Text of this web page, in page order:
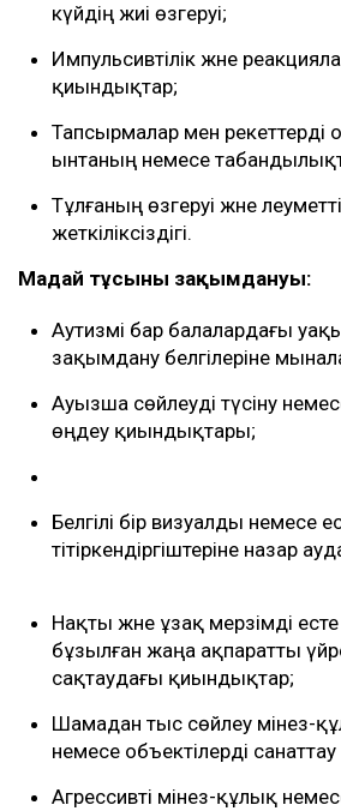
күйдің жиі өзгеруі;
Импульсивтілік және
қиындықтар;
Тапсырмалар мен әрекеттерді
ынтаның немесе
Тұлғаның өзгеруі және
жеткіліксіздігі.
Маңдай тұсының зақымдануы:
Аутизмі бар балалардағы
зақымдану белгілеріне
Ауызша сөйлеуді түсіну
өңдеу қиындықтары;
Белгілі бір визуалды немесе
тітіркендіргіштеріне назар
Нақты және ұзақ мерзімді есте
бұзылған жаңа ақпаратты
сақтаудағы қиындықтар;
Шамадан тыс сөйлеу мінез-
немесе объектілерді
Агрессивті мінез-құлық